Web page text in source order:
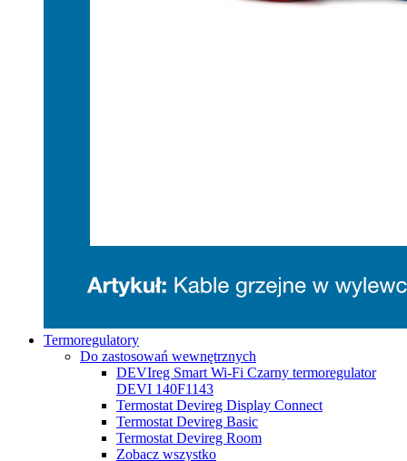
Termoregulatory
Do zastosowań wewnętrznych
DEVIreg Smart Wi-Fi Czarny termoregulator
DEVI 140F1143
Termostat Devireg Display Connect
Termostat Devireg Basic
Termostat Devireg Room
Zobacz wszystko